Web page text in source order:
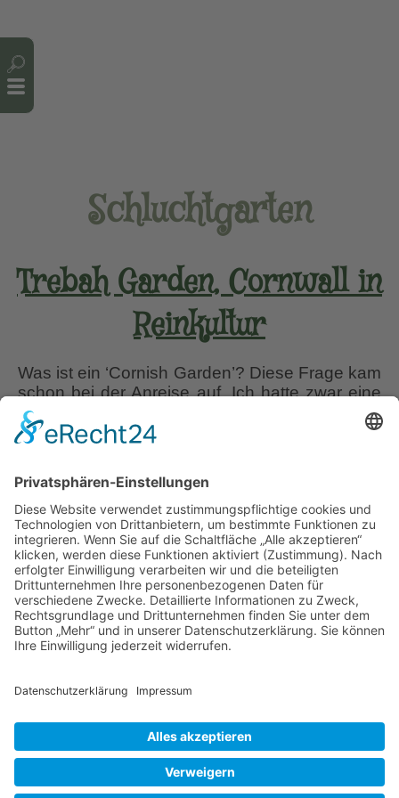
Schluchtgarten
Trebah Garden, Cornwall in
Reinkultur
Was ist ein ‘Cornish Garden’? Diese Frage kam
schon bei der Anreise auf. Ich hatte zwar eine
bestimmte Vorstellung, konnte das meinen
Mitreisenden aber schwer vermitteln. Auf jeden
Landesteil von Großbritannien liegt. Die an
Devon angrenzende Südwestspitze der
Halbinsel ist mit…Trebah
Garden,
Cornwall
in
Reinkultur
Liebe Leser! Ihr könnt euch per E-Mail
informieren lassen, wenn neue Artikel auf
Wurzerlsgarten erscheinen.Folgt dafür einfach
diesem Link und gebt dort eure E-Mailadresse